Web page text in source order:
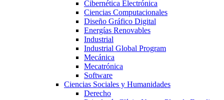
Cibernética Electrónica
Ciencias Computacionales
Diseño Gráfico Digital
Energías Renovables
Industrial
Industrial Global Program
Mecánica
Mecatrónica
Software
Ciencias Sociales y Humanidades
Derecho